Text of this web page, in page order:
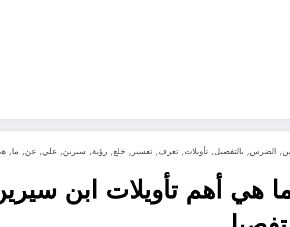
, الضرس, بالتفصيل, تأويلات, تعرف, تفسير , خلع, رؤية, سيرين, علي, عن, ما,
أهم تأويلات ابن